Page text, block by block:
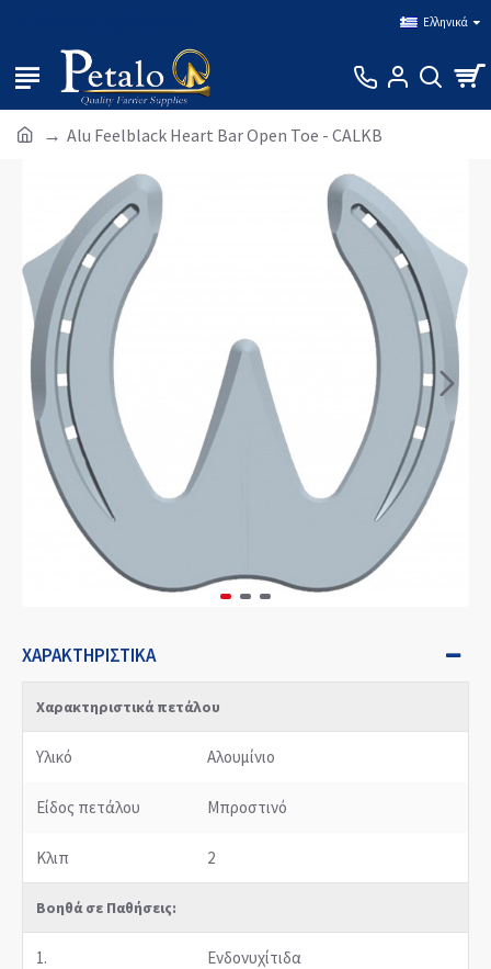
Ελληνικά
Alu Feelblack Heart Bar Open Toe - CALKB
ΧΑΡΑΚΤΗΡΙΣΤΙΚΆ
Χαρακτηριστικά πετάλου
Υλικό Αλουμίνιο
Είδος πετάλου Μπροστινό
Κλιπ 2
Βοηθά σε Παθήσεις:
1. Ενδονυχίτιδα